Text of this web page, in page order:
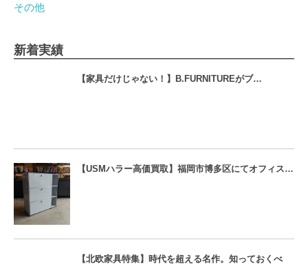
その他
新着実績
【家具だけじゃない！】B.FURNITUREがブ…
【USMハラー高価買取】福岡市博多区にてオフィス…
【北欧家具特集】時代を超える名作。知っておくべ